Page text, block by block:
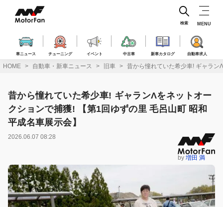
ス
車ニュース チューニング イベント 中古車 新車カタログ 自動車求人
検索 MENU
HOME 自動車・新車ニュース 旧車 昔から憧れていた希少車! ギャラ
昔から憧れていた希少車! ギャランΛをネットオー
クションで捕獲! 【第1回ゆずの里 毛呂山町 昭和
平成名車展示会】
2026.06.07 08:28
by 増田 満